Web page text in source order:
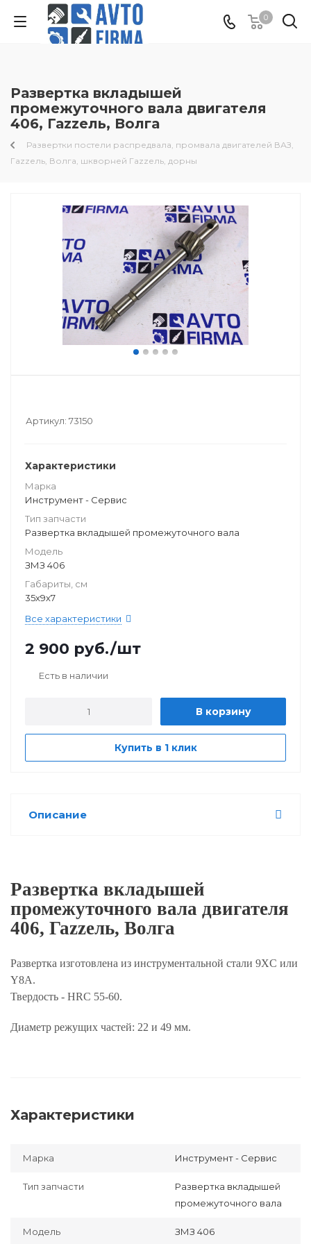
0
Развертка вкладышей
промежуточного вала двигателя
406, Гаzzель, Волга
Развертки постели распредвала, промвала двигателей ВАЗ,
Гаzzель, Волга, шкворней Гаzzель, дорны
Артикул: 73150
Характеристики
Марка
Инструмент - Сервис
Тип запчасти
Развертка вкладышей промежуточного вала
Модель
ЗМЗ 406
Габариты, см
35х9х7
Все характеристики
2 900 руб./шт
Есть в наличии
В корзину
Купить в 1 клик
Описание
Развертка вкладышей
промежуточного вала двигателя
406, Гаzzель, Волга
Развертка изготовлена из инструментальной стали 9XC или
Y8A.
Твердость - HRC 55-60.
Диаметр режущих частей: 22 и 49 мм.
Характеристики
Марка Инструмент - Сервис
Тип запчасти
Развертка вкладышей
промежуточного вала
Модель ЗМЗ 406